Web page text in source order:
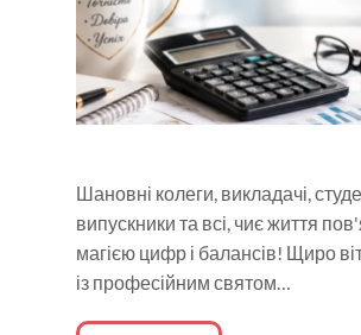
Шановні колеги, викладачі,
випускники та всі, чиє життя
магією цифр і балансів! Щиро
із професійним святом…